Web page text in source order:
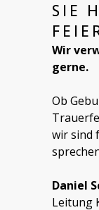
SIE
Wir
gerne.
Ob
wir sind
Daniel
Leitung